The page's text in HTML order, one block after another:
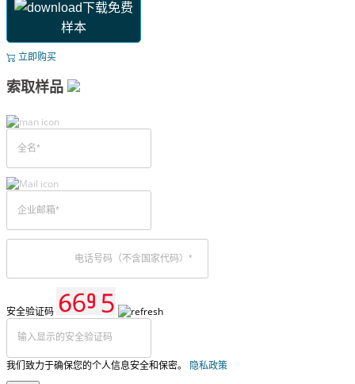
下载免费
样本
立即购买
索取样品
安全验证码
我们致力于确保您的个人信息安全和保密。 隐私政策